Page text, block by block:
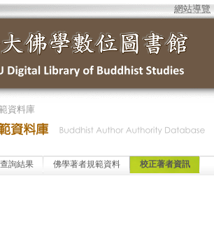
網站導覽
資料庫
查詢結果 佛學著者規範資料 校正著者資訊